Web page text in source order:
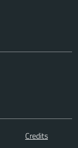
Credits